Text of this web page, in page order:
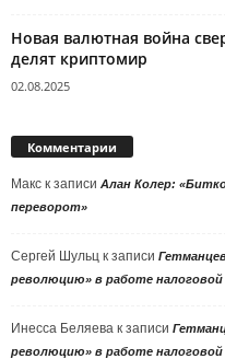
Новая валютная война
делят криптомир
02.08.2025
Комментарии
Макс к записи Алан Колер:
переворот»
Сергей Шульц к записи
революцию» в работе налоговой
Инесса Беляева к записи
революцию» в работе налоговой